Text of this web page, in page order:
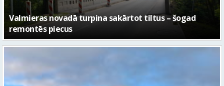
No pagaidu teātra līdz laikmetīgās kultūras centram
– kā attīstīsies “Kurtuve”